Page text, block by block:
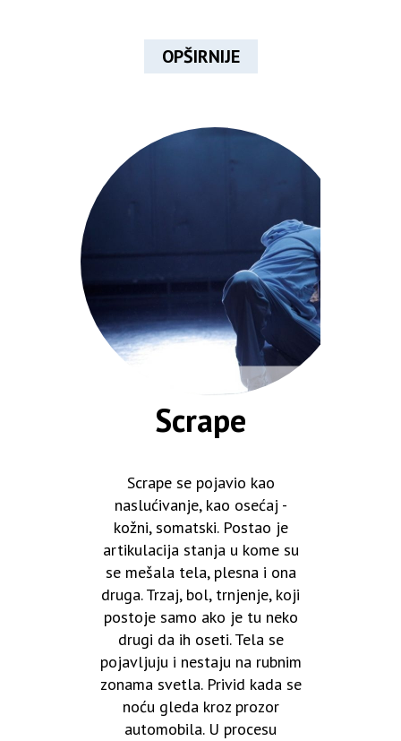
OPŠIRNIJE
Scrape
Scrape se pojavio kao
naslućivanje, kao osećaj -
kožni, somatski. Postao je
artikulacija stanja u kome su
se mešala tela, plesna i ona
druga. Trzaj, bol, trnjenje, koji
postoje samo ako je tu neko
drugi da ih oseti. Tela se
pojavljuju i nestaju na rubnim
zonama svetla. Privid kada se
noću gleda kroz prozor
automobila. U procesu